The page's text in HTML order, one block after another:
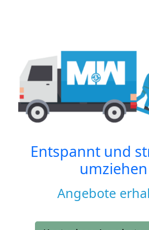
Entspannt und
umziehen
Angebote